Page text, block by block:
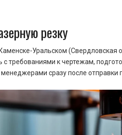
резку
Уральском (Свердловская
требованиями к чертежам,
сразу после